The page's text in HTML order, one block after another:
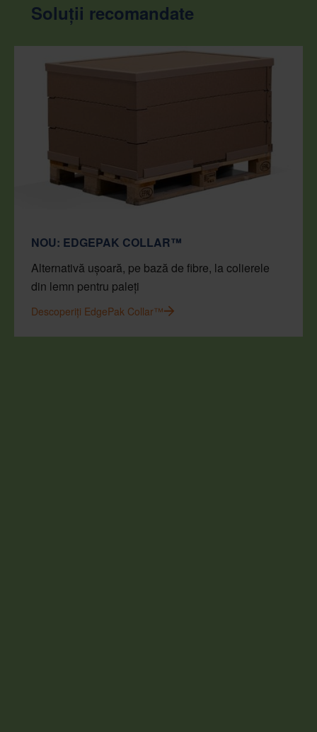
Soluții recomandate
NOU: EDGEPAK COLLAR™
Alternativă ușoară, pe bază de fibre, la colierele
din lemn pentru paleți
Descoperiți EdgePak Collar™